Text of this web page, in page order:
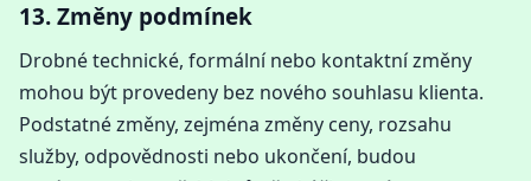
13. Změny podmínek
Drobné technické, formální nebo kontaktní změny
mohou být provedeny bez nového souhlasu klienta.
Podstatné změny, zejména změny ceny, rozsahu
služby, odpovědnosti nebo ukončení, budou